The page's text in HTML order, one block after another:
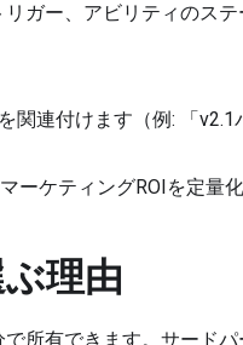
ガー、アビリティのステ
関連付けます（例: 「v2.1
ーケティングROIを定量化
理由
所有できます。サード